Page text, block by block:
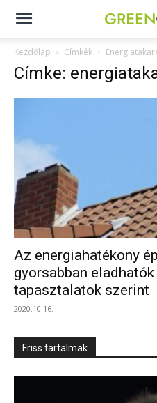
Green
Origo
portál
Kezdőlap Címkék
Címke:
Az energiahatékony
gyorsabban
tapasztalatok szerint
2020.10.16.
Friss tartalmak